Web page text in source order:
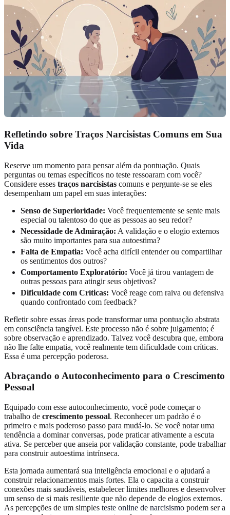
Refletindo sobre Traços Narcisistas Comuns em Sua
Vida
Reserve um momento para pensar além da pontuação. Quais
perguntas ou temas específicos no teste ressoaram com você?
Considere esses traços narcisistas comuns e pergunte-se se eles
desempenham um papel em suas interações:
Senso de Superioridade: Você frequentemente se sente mais
especial ou talentoso do que as pessoas ao seu redor?
Necessidade de Admiração: A validação e o elogio externos
são muito importantes para sua autoestima?
Falta de Empatia: Você acha difícil entender ou compartilhar
os sentimentos dos outros?
Comportamento Exploratório: Você já tirou vantagem de
outras pessoas para atingir seus objetivos?
Dificuldade com Críticas: Você reage com raiva ou defensiva
quando confrontado com feedback?
Refletir sobre essas áreas pode transformar uma pontuação abstrata
em consciência tangível. Este processo não é sobre julgamento; é
sobre observação e aprendizado. Talvez você descubra que, embora
não lhe falte empatia, você realmente tem dificuldade com críticas.
Essa é uma percepção poderosa.
Abraçando o Autoconhecimento para o Crescimento
Pessoal
Equipado com esse autoconhecimento, você pode começar o
trabalho de crescimento pessoal. Reconhecer um padrão é o
primeiro e mais poderoso passo para mudá-lo. Se você notar uma
tendência a dominar conversas, pode praticar ativamente a escuta
ativa. Se perceber que anseia por validação constante, pode trabalhar
para construir autoestima intrínseca.
Esta jornada aumentará sua inteligência emocional e o ajudará a
construir relacionamentos mais fortes. Ela o capacita a construir
conexões mais saudáveis, estabelecer limites melhores e desenvolver
um senso de si mais resiliente que não depende de elogios externos.
As percepções de um simples teste online de narcisismo podem ser a